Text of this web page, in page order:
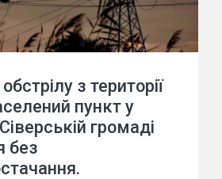
з території
пункт у
громаді
без